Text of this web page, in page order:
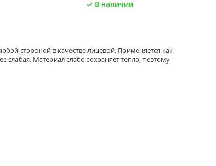
✓ В наличии
стороной в качестве лицевой. Применяется как
Материал слабо сохраняет тепло, поэтому